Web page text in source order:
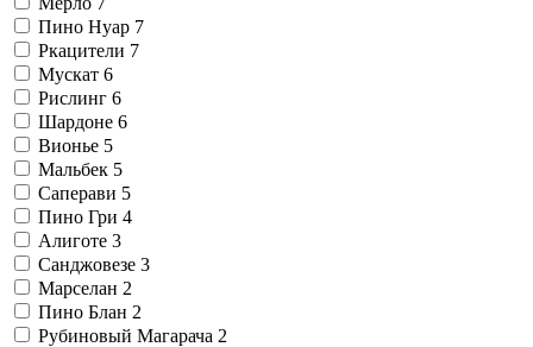
Пино Нуар 7
Ркацители 7
Мускат 6
Рислинг 6
Шардоне 6
Вионье 5
Мальбек 5
Саперави 5
Пино Гри 4
Алиготе 3
Санджовезе 3
Марселан 2
Пино Блан 2
Рубиновый Магарача 2